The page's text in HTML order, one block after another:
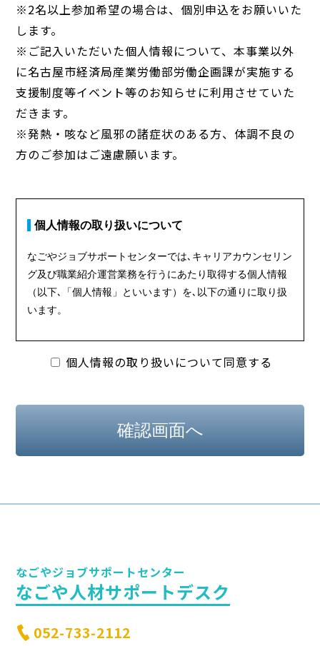
※2名以上参加希望の場合は、個別申込をお願いいた
します。
※ご記入いただいた個人情報について、本事業以外
に名古屋市経済局産業労働部労働企画課が実施する
支援制度等イベント等のお知らせに利用させていた
だきます。
※発熱・咳など風邪の諸症状のある方、体調不良の
方のご参加はご遠慮願います。
個人情報の取り扱いについて同意する
なごやジョブサポートセンター
なごや人材サポートデスク
052-733-2112